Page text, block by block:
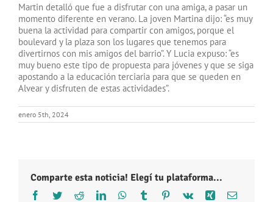
Martin detalló que fue a disfrutar con una amiga, a pasar un
momento diferente en verano. La joven Martina dijo: “es muy
buena la actividad para compartir con amigos, porque el
boulevard y la plaza son los lugares que tenemos para
divertirnos con mis amigos del barrio”. Y Lucia expuso: “es
muy bueno este tipo de propuesta para jóvenes y que se siga
apostando a la educación terciaria para que se queden en
Alvear y disfruten de estas actividades”.
enero 5th, 2024
Comparte esta noticia! Elegí tu plataforma...
Facebook
TwitterRedditLinkedInWhatsApp
Tumblr Pinterest
Vk Xing Correo